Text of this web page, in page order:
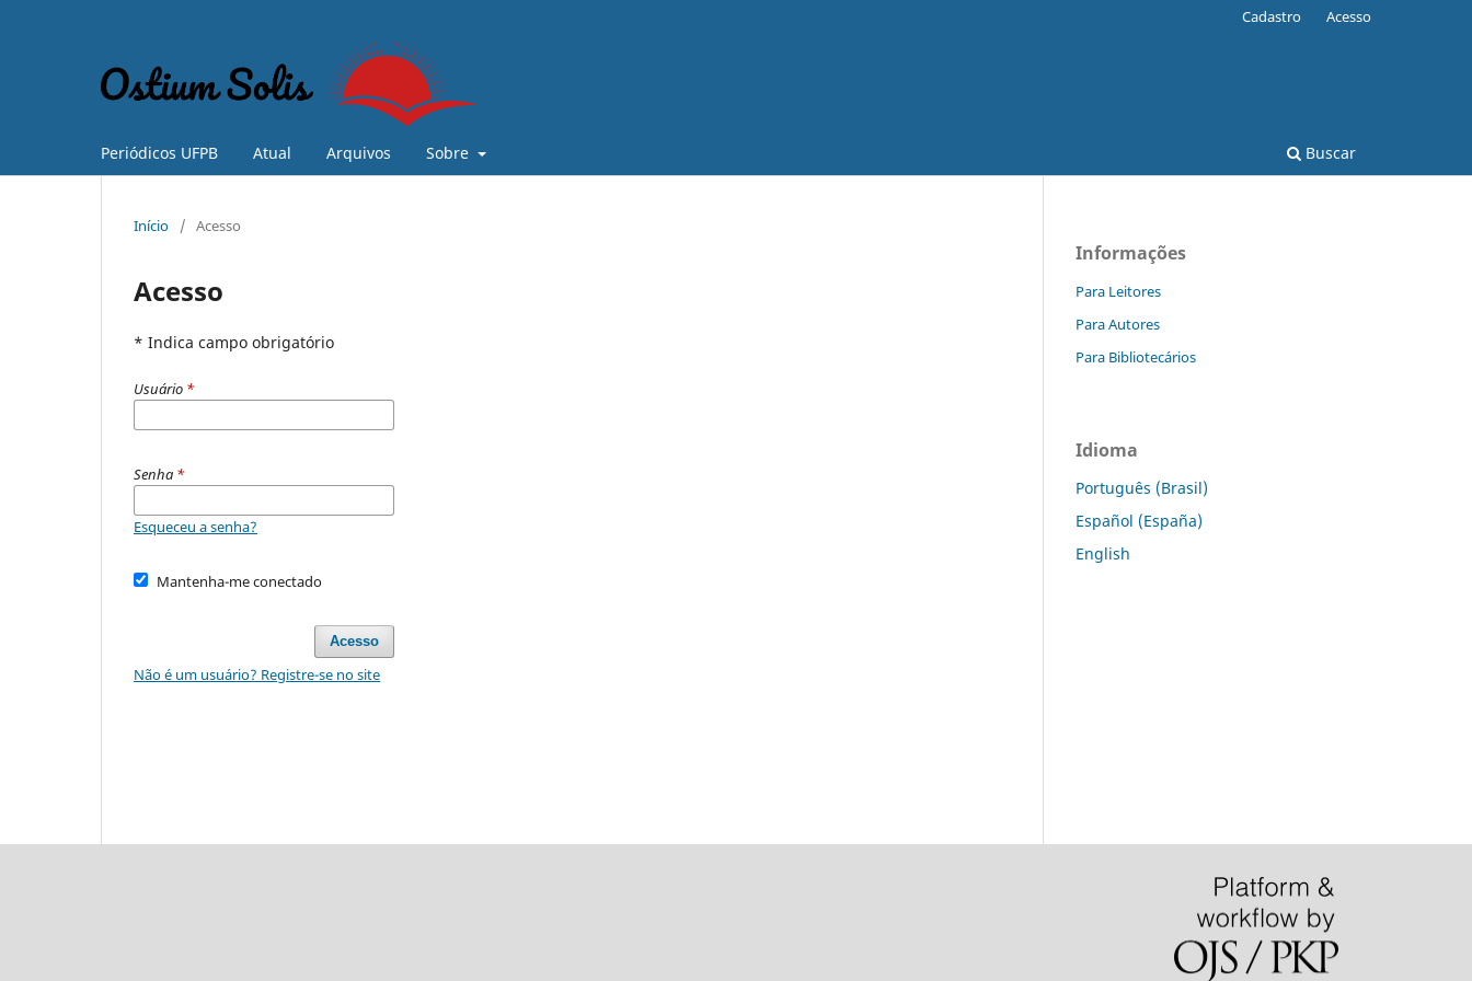
Periódicos UFPB Atual Arquivos Sobre Buscar
Cadastro Acesso
Início / Acesso
Acesso
* Indica campo obrigatório
Usuário *
Senha *
Esqueceu a senha?
Mantenha-me conectado
Acesso
Não é um usuário? Registre-se no site
Informações
Para Leitores
Para Autores
Para Bibliotecários
Idioma
Português (Brasil)
Español (España)
English